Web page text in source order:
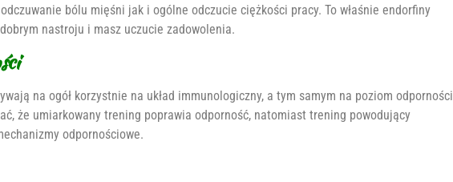
bólu mięśni jak i ogólne odczucie ciężkości pracy. To właśnie endorfiny
nastroju i masz uczucie zadowolenia.
na ogół korzystnie na układ immunologiczny, a tym samym na poziom odporności
że umiarkowany trening poprawia odporność, natomiast trening powodujący
odpornościowe.